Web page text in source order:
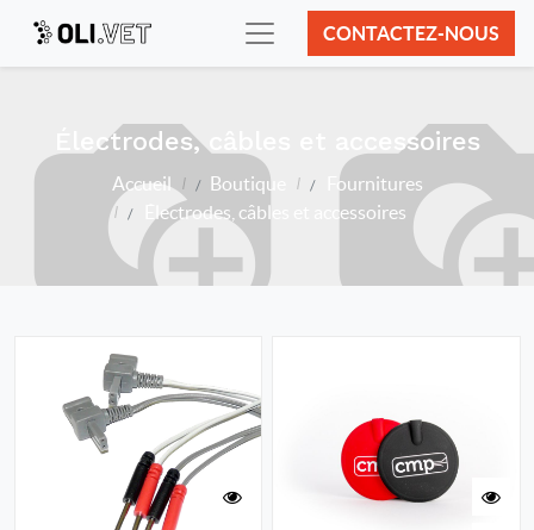
CONTACTEZ-NOUS
Électrodes, câbles et accessoires
Accueil Boutique
Fournitures
Électrodes, câbles et accessoires